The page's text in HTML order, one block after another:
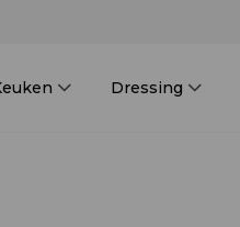
Dressing